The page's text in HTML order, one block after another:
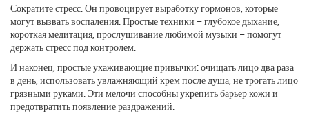
Сократите стресс. Он провоцирует выработку гормонов, которые
могут вызвать воспаления. Простые техники – глубокое дыхание,
короткая медитация, прослушивание любимой музыки – помогут
держать стресс под контролем.
И наконец, простые ухаживающие привычки: очищать лицо два раза
в день, использовать увлажняющий крем после душа, не трогать лицо
грязными руками. Эти мелочи способны укрепить барьер кожи и
предотвратить появление раздражений.